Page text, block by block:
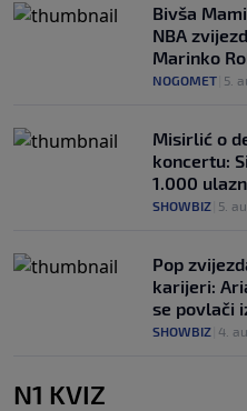
Bivša
NBA
Marinko
NOGOMET 5.
Misirlić o
koncertu:
1.000
SHOWBIZ 5.
Pop
karijeri:
se povlači
SHOWBIZ 4.
N1 KVIZ